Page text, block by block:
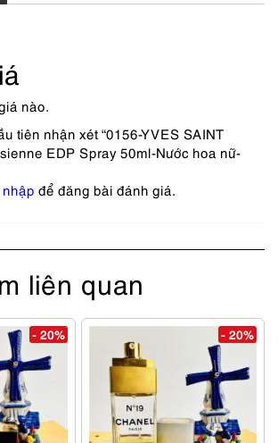
nào.
tiên nhận xét “0156-YVES SAINT
EDP Spray 50ml-Nước hoa nữ-
để đăng bài đánh giá.
liên quan
- 20% - 20%